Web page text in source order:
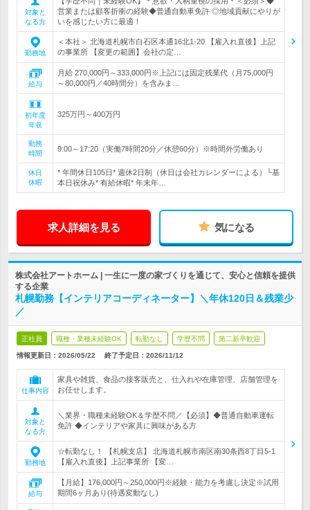
対象と
なる方
営業または顧客折衝の経験◆普通自動車免許 ◎地域貢献にやりが
いを感じたい方に最適！
勤務地
＜本社＞ 北海道札幌市白石区本通16北1-20 【雇入れ直後】上記
の事業所 【変更の範囲】会社の定…
給与
月給 270,000円～333,000円※上記には固定残業代（月75,000円
～80,000円／40時間分）を含みま…
初年度
年収
325万円～400万円
勤務
時間
9:00～17:20（実働7時間20分／休憩60分）※時間外労働あり
休日
休暇
* 年間休日105日* 週休2日制（休日は会社カレンダーによる）└基
本日祝休み* 有給休暇* 年末年…
求人詳細を見る 気になる
株式会社アートホーム | 一生に一度の家づくりを通じて、安心と信頼を提供
する企業
札幌勤務【インテリアコーディネーター】＼年休120日＆残業少
／
正社員 職種・業種未経験OK 転勤なし 学歴不問 第二新卒歓迎
情報更新日：2026/05/22 終了予定日： 2026/11/12
仕事内容
家具や雑貨、食品の接客販売と、仕入れや在庫管理、店舗管理を
お任せします。
対象と
なる方
＼業界・職種未経験OK＆学歴不問／【必須】◆普通自動車運転
免許 ◆インテリアや家具に興味がある方
勤務地
☆転勤なし！ 【札幌支店】 北海道札幌市南区南30条西8丁目5-1
【雇入れ直後】上記事業所 【変…
給与
【月給】176,000円～250,000円※経験・能力を考慮し決定※試用
期間6ヶ月あり(待遇変動なし)